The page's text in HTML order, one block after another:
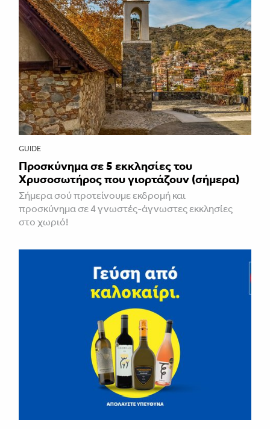
GUIDE
Προσκύνημα σε 5 εκκλησίες του
Χρυσοσωτήρος που γιορτάζουν (σήμερα)
Σήμερα σού προτείνουμε εκδρομή και
προσκύνημα σε 4 γνωστές-άγνωστες εκκλησίες
στο χωριό!